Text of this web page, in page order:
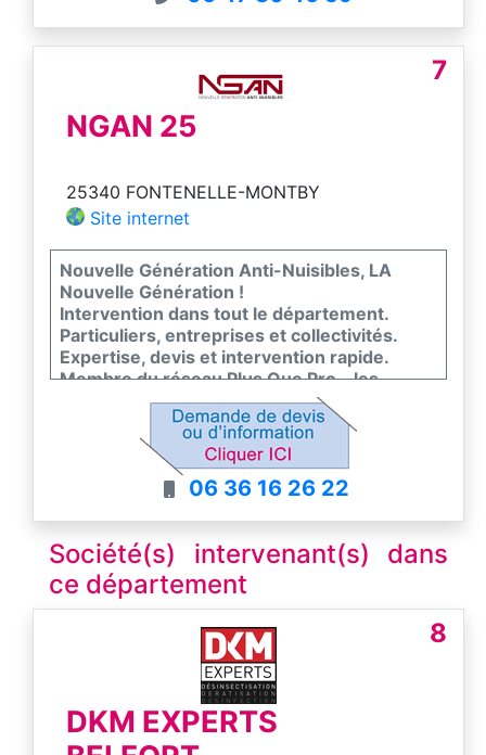
7
NGAN 25
25340 FONTENELLE-MONTBY
Site internet
Nouvelle Génération Anti-Nuisibles, LA
Nouvelle Génération !
Intervention dans tout le département.
Particuliers, entreprises et collectivités.
Expertise, devis et intervention rapide.
Membre du réseau Plus Que Pro - les
meilleurs entreprises de France
06 36 16 26 22
Société(s) intervenant(s) dans
ce département
8
DKM EXPERTS